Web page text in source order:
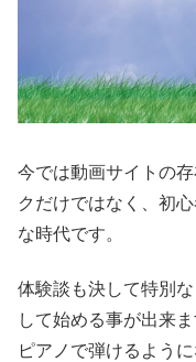
今では動画サイトの
クだけではなく、初
な時代です。
体験談も決して特別
して始める事が出来ま
ピアノで弾けるよう